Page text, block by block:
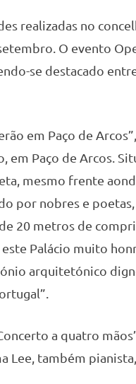
realizadas no
O evento
se destacado
em Paço de
em Paço de Arcos.
mesmo frente
por nobres e
20 metros de
Palácio muito
arquitetónico
a quatro
Lee, também